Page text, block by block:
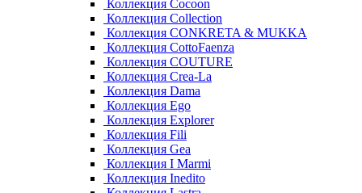
Коллекция Cocoon
Коллекция Collection
Коллекция CONKRETA & MUKKA
Коллекция CottoFaenza
Коллекция COUTURE
Коллекция Crea-La
Коллекция Dama
Коллекция Ego
Коллекция Explorer
Коллекция Fili
Коллекция Gea
Коллекция I Marmi
Коллекция Inedito